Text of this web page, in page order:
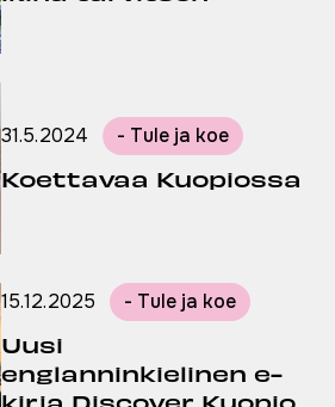
Julkaistu:
31.5.2024 - Tule ja koe
Koettavaa Kuopiossa
Julkaistu:
15.12.2025 - Tule ja koe
Uusi
englanninkielinen e-